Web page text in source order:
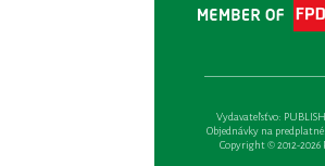
Vydavateľsťvo:
Objednávky na
Copyright © 2012-